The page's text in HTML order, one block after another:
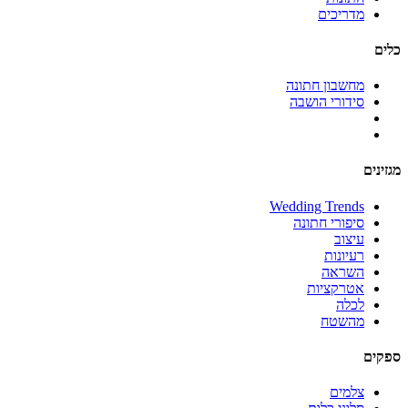
מדריכים
כלים
מחשבון חתונה
סידורי הושבה
מגזינים
Wedding Trends
סיפורי חתונה
עיצוב
רעיונות
השראה
אטרקציות
לכלה
מהשטח
ספקים
צלמים